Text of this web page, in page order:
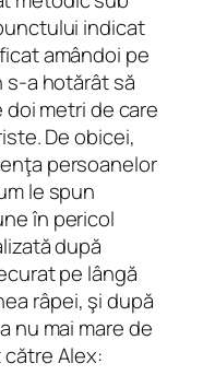
indicat
amândoi pe
hotărât să
metri de care
De obicei,
persoanelor
le spun
în pericol
după
pe lângă
râpei, şi după
nu mai mare de
Alex: